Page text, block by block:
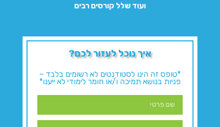
ועוד שלל קורסים רבים
איך נוכל לעזור לכם?
*טופס זה הינו לסטודנטים לא רשומים בלבד –
פניות בנושא תמיכה ו/או חומר לימודי לא ייענו*